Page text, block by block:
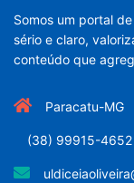
Somos um portal
sério e claro,
conteúdo que
Paracatu-MG
(38) 99915-4652